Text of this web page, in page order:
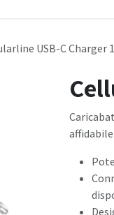
USB-C Charger